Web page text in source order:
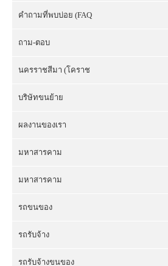
คำถามที่พบบ่อย (FAQ
ถาม-ตอบ
นครราชสีมา (โคราช
บริษัทขนย้าย
ผลงานของเรา
มหาสารคาม
มหาสารคาม
รถขนของ
รถรับจ้าง
รถรับจ้างขนของ